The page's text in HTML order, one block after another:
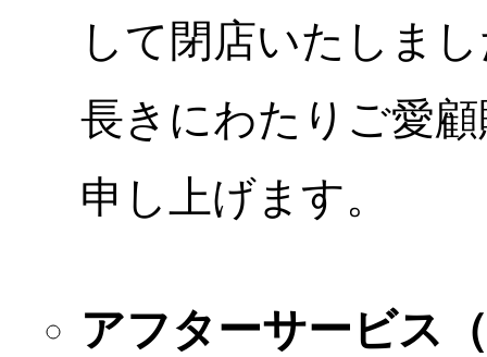
して閉店いたしま
長きにわたりご愛
申し上げます。
アフターサービス